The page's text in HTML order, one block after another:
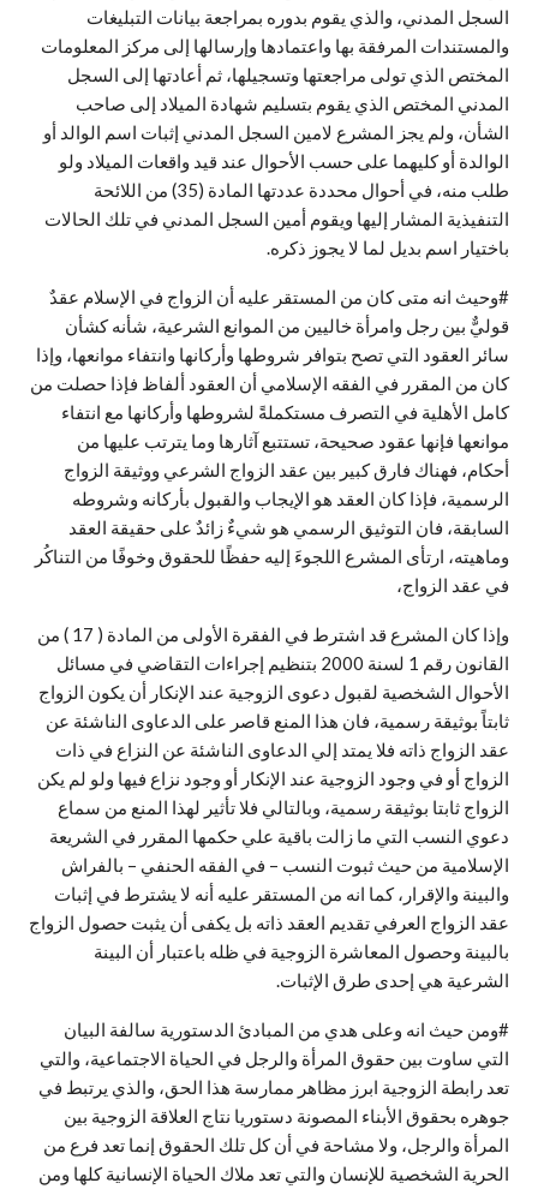
السجل المدني، والذي يقوم بدوره بمراجعة بيانات التبليغات
والمستندات المرفقة بها واعتمادها وإرسالها إلى مركز المعلومات
المختص الذي تولى مراجعتها وتسجيلها، ثم أعادتها إلى السجل
المدني المختص الذي يقوم بتسليم شهادة الميلاد إلى صاحب
الشأن، ولم يجز المشرع لامين السجل المدني إثبات اسم الوالد أو
الوالدة أو كليهما على حسب الأحوال عند قيد واقعات الميلاد ولو
طلب منه، في أحوال محددة عددتها المادة (35) من اللائحة
التنفيذية المشار إليها ويقوم أمين السجل المدني في تلك الحالات
باختيار اسم بديل لما لا يجوز ذكره.
#وحيث انه متى كان من المستقر عليه أن الزواج في الإسلام عقدٌ
قوليٌّ بين رجل وامرأة خاليين من الموانع الشرعية، شأنه كشأن
سائر العقود التي تصح بتوافر شروطها وأركانها وانتفاء موانعها، وإذا
كان من المقرر في الفقه الإسلامي أن العقود ألفاظ فإذا حصلت من
كامل الأهلية في التصرف مستكملةً لشروطها وأركانها مع انتفاء
موانعها فإنها عقود صحيحة، تستتبع آثارها وما يترتب عليها من
أحكام، فهناك فارق كبير بين عقد الزواج الشرعي ووثيقة الزواج
الرسمية، فإذا كان العقد هو الإيجاب والقبول بأركانه وشروطه
السابقة، فان التوثيق الرسمي هو شيءٌ زائدٌ على حقيقة العقد
وماهيته، ارتأى المشرع اللجوءَ إليه حفظًا للحقوق وخوفًا من التناكُر
في عقد الزواج،
وإذا كان المشرع قد اشترط في الفقرة الأولى من المادة ( 17 ) من
القانون رقم 1 لسنة 2000 بتنظيم إجراءات التقاضي في مسائل
الأحوال الشخصية لقبول دعوى الزوجية عند الإنكار أن يكون الزواج
ثابتاً بوثيقة رسمية، فان هذا المنع قاصر على الدعاوى الناشئة عن
عقد الزواج ذاته فلا يمتد إلي الدعاوى الناشئة عن النزاع في ذات
الزواج أو في وجود الزوجية عند الإنكار أو وجود نزاع فيها ولو لم يكن
الزواج ثابتا بوثيقة رسمية، وبالتالي فلا تأثير لهذا المنع من سماع
دعوي النسب التي ما زالت باقية علي حكمها المقرر في الشريعة
الإسلامية من حيث ثبوت النسب – في الفقه الحنفي – بالفراش
والبينة والإقرار، كما انه من المستقر عليه أنه لا يشترط في إثبات
عقد الزواج العرفي تقديم العقد ذاته بل يكفى أن يثبت حصول الزواج
بالبينة وحصول المعاشرة الزوجية في ظله باعتبار أن البينة
الشرعية هي إحدى طرق الإثبات.
#ومن حيث انه وعلى هدي من المبادئ الدستورية سالفة البيان
التي ساوت بين حقوق المرأة والرجل في الحياة الاجتماعية، والتي
تعد رابطة الزوجية ابرز مظاهر ممارسة هذا الحق، والذي يرتبط في
جوهره بحقوق الأبناء المصونة دستوريا نتاج العلاقة الزوجية بين
المرأة والرجل، ولا مشاحة في أن كل تلك الحقوق إنما تعد فرع من
الحرية الشخصية للإنسان والتي تعد ملاك الحياة الإنسانية كلها ومن